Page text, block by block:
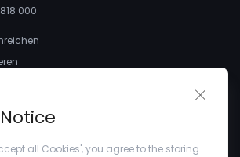
000
all Cookies', you agree to the storing
Close